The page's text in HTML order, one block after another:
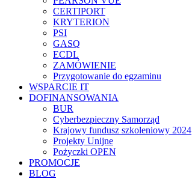
CERTIPORT
KRYTERION
PSI
GASQ
ECDL
ZAMÓWIENIE
Przygotowanie do egzaminu
WSPARCIE IT
DOFINANSOWANIA
BUR
Cyberbezpieczny Samorząd
Krajowy fundusz szkoleniowy 2024
Projekty Unijne
Pożyczki OPEN
PROMOCJE
BLOG